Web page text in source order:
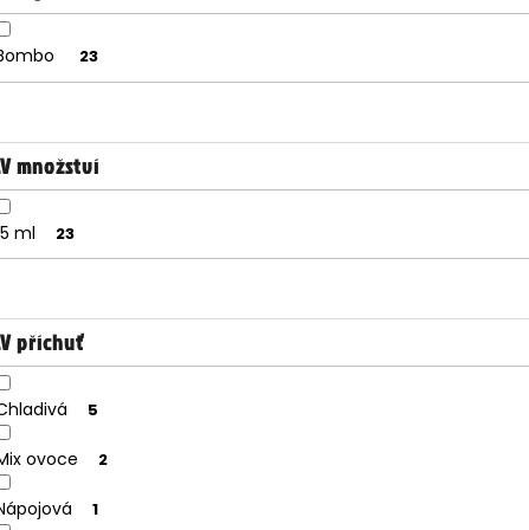
23
množství
ml 23
příchuť
5
ovoce 2
1